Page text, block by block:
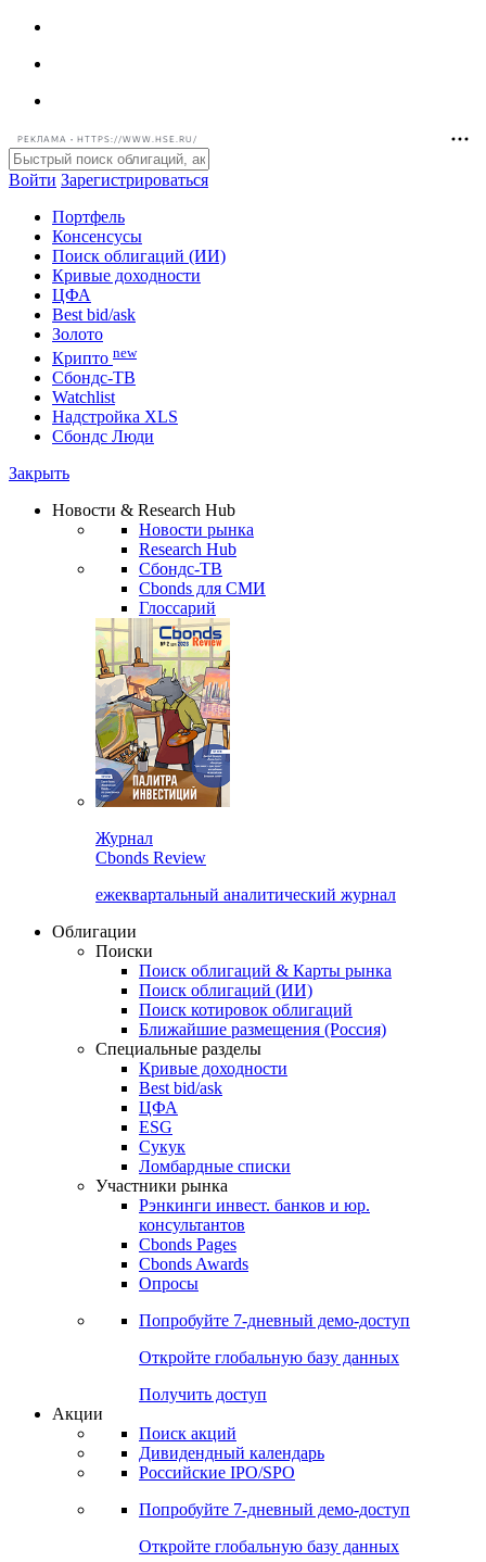
РЕКЛАМА • HTTPS://WWW.HSE.RU/
Войти Зарегистрироваться
Портфель
Консенсусы
Поиск облигаций (ИИ)
Кривые доходности
ЦФА
Best bid/ask
Золото
Крипто new
Watchlist
Сбондс Люди
Новости & Research Hub
Новости рынка
Research Hub
Сбондс-ТВ
Cbonds для СМИ
Глоссарий
Cbonds Review
ежеквартальный аналитический журнал
Облигации
Поиски
Поиск облигаций & Карты рынка
Поиск облигаций (ИИ)
Поиск котировок облигаций
Ближайшие размещения (Россия)
Специальные разделы
Кривые доходности
Best bid/ask
ЦФА
ESG
Сукук
Ломбардные списки
Участники рынка
Рэнкинги инвест. банков и юр.
Cbonds Pages
Опросы
Попробуйте7-дневный
Откройте глобальную базу данных
Получить доступ
Поиск акций
Российские IPO/SPO